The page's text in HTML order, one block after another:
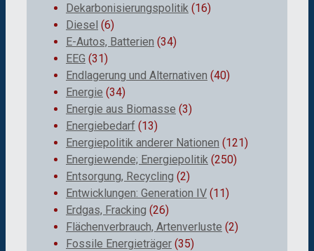
Dekarbonisierungspolitik (16)
Diesel (6)
E-Autos, Batterien (34)
EEG (31)
Endlagerung und Alternativen (40)
Energie (34)
Energie aus Biomasse (3)
Energiebedarf (13)
Energiepolitik anderer Nationen (121)
Energiewende; Energiepolitik (250)
Entsorgung, Recycling (2)
Entwicklungen: Generation IV (11)
Erdgas, Fracking (26)
Flächenverbrauch, Artenverluste (2)
Fossile Energieträger (35)